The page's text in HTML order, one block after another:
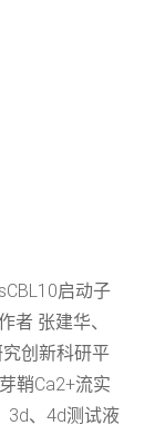
启动子
者 张建华、
创新科研平
鞘Ca2+流实
3d、4d测试液